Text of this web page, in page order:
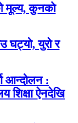
मूल्य, कुनकाे
युरो र
आन्दोलन :
शिक्षा ऐनदेखि